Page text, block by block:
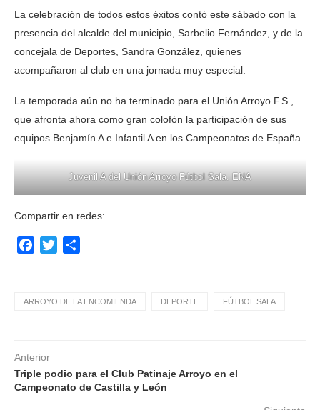
La celebración de todos estos éxitos contó este sábado con la
presencia del alcalde del municipio, Sarbelio Fernández, y de la
concejala de Deportes, Sandra González, quienes
acompañaron al club en una jornada muy especial.
La temporada aún no ha terminado para el Unión Arroyo F.S.,
que afronta ahora como gran colofón la participación de sus
equipos Benjamín A e Infantil A en los Campeonatos de España.
Juvenil A del Unión Arroyo Fútbol Sala. ENA
Compartir en redes:
Facebook
Twitter
ARROYO DE LA ENCOMIENDA DEPORTE FÚTBOL SALA
Anterior
Triple podio para el Club Patinaje Arroyo en el
Campeonato de Castilla y León